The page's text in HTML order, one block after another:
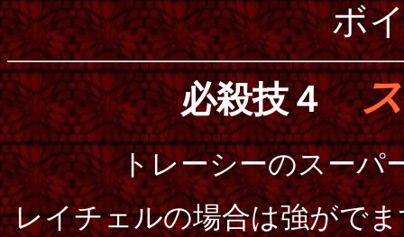
ボ
必殺技４
トレーシーのスーパ
レイチェルの場合は強がで